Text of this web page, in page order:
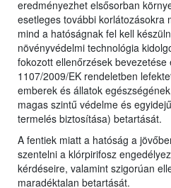
eredményezhet elsősorban
esetleges további korlátozásokra
mind a hatóságnak fel kell
növényvédelmi technológia
fokozott ellenőrzések
1107/2009/EK rendeletben
emberek és állatok
magas szintű védelme és
termelés biztosítása) betartását.
A fentiek miatt a hatóság a
szentelni a klórpirifosz
kérdéseire, valamint szigorúan
maradéktalan betartását.